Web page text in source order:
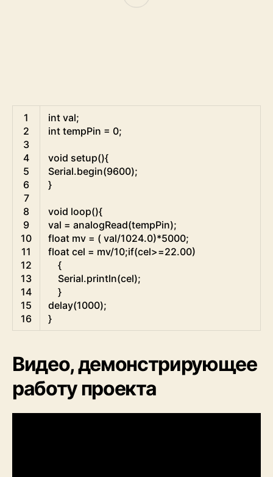
1
2
3
4
5
6
7
8
9
10
11
12
13
14
15
16
int val;
int tempPin = 0;
void setup(){
Serial.begin(9600);
}
void loop(){
val = analogRead(tempPin);
float mv = ( val/1024.0)*5000;
float cel = mv/10;if(cel>=22.00)
{
Serial.println(cel);
}
delay(1000);
}
Видео, демонстрирующее
работу проекта